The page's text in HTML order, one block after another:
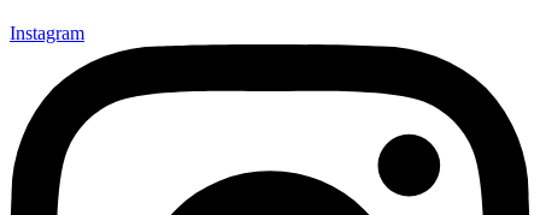
Instagram